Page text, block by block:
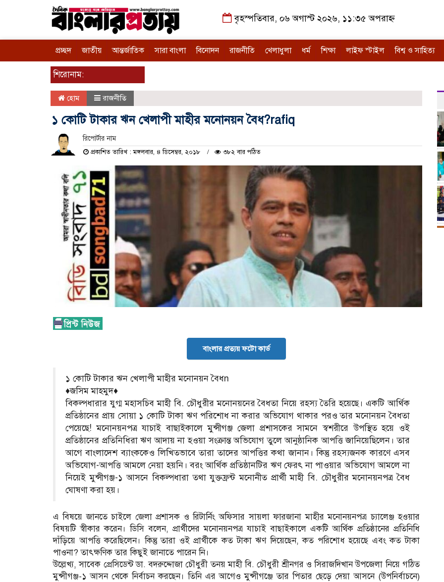
বৃহস্পতিবার, ০৬ অগাস্ট ২০২৬, ১১:৩৫ অপরাহ্ন
প্রচ্ছদ জাতীয় আন্তর্জাতিক সারা বাংলা বিনোদন রাজনীতি খেলাধুলা ধর্ম শিক্ষা লাইফ স্টাইল বিশ্ব ও সাহিত্য
শিরোনাম:
হোম রাজনীতি
১ কোটি টাকার ঋন খেলাপী মাহীর মনোনয়ন বৈধ?rafiq
রিপোর্টার নাম
প্রকাশিত তারিখ : মঙ্গলবার, ৪ ডিসেম্বর, ২০১৮ ৩৮২ বার পঠিত
বাংলার প্রত্যয় ফটো কার্ড
১ কোটি টাকার ঋন খেলাপী মাহীর মনোনয়ন বৈধn
♦জসিম মাহমুদ♦
বিকল্পধারার যুগ্ম মহাসচিব মাহী বি. চৌধুরীর মনোনয়নের বৈধতা নিয়ে রহস্য তৈরি হয়েছে। একটি আর্থিক
প্রতিষ্ঠানের প্রায় সোয়া ১ কোটি টাকা ঋণ পরিশোধ না করার অভিযোগ থাকার পরও তার মনোনয়ন বৈধতা
পেয়েছে! মনোনয়নপত্র যাচাই বাছাইকালে মুন্সীগঞ্জ জেলা প্রশাসকের সামনে স্বশরীরে উপস্থিত হয়ে ওই
প্রতিষ্ঠানের প্রতিনিধিরা ঋণ আদায় না হওয়া সংক্রান্ত অভিযোগ তুলে আনুষ্ঠানিক আপত্তি জানিয়েছিলেন। তার
আগে বাংলাদেশ ব্যাংককেও লিখিতভাবে তারা তাদের আপত্তির কথা জানান। কিন্তু রহস্যজনক কারণে এসব
অভিযোগ-আপত্তি আমলে নেয়া হয়নি। বরং আর্থিক প্রতিষ্ঠানটির ঋণ ফেরৎ না পাওয়ার অভিযোগ আমলে না
নিয়েই মুন্সীগঞ্জ-১ আসনে বিকল্পধারা তথা যুক্তফ্রন্ট মনোনীত প্রার্থী মাহী বি. চৌধুরীর মনোনয়নপত্র বৈধ
ঘোষণা করা হয়।
এ বিষয়ে জানতে চাইলে জেলা প্রশাসক ও রিটার্নিং অফিসার সায়লা ফারজানা মাহীর মনোনয়নপত্র চ্যালেঞ্জ হওয়ার
বিষয়টি স্বীকার করেন। ডিসি বলেন, প্রার্থীদের মনোনয়নপত্র যাচাই বাছাইকালে একটি আর্থিক প্রতিষ্ঠানের প্রতিনিধি
দাঁড়িয়ে আপত্তি করেছিলেন। কিন্তু তারা ওই প্রার্থীকে কত টাকা ঋণ দিয়েছেন, কত পরিশোধ হয়েছে এবং কত টাকা
পাওনা? তাৎক্ষণিক তার কিছুই জানাতে পারেন নি।
উল্লেখ্য, সাবেক প্রেসিডেন্ট ডা. বদরুদ্দোজা চৌধুরী তনয় মাহী বি. চৌধুরী শ্রীনগর ও সিরাজদিখান উপজেলা নিয়ে গঠিত
মুন্সীগঞ্জ-১ আসন থেকে নির্বাচন করছেন। তিনি এর আগেও মুন্সীগঞ্জে তার পিতার ছেড়ে দেয়া আসনে (উপনির্বাচনে)